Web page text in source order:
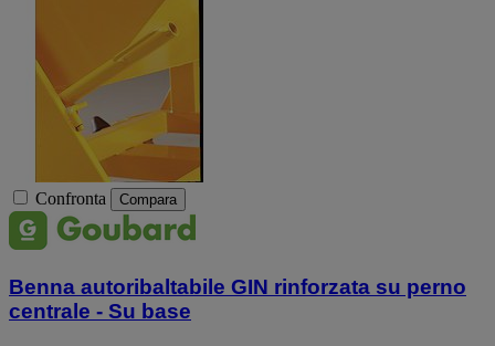
Confronta Compara
Benna autoribaltabile GIN rinforzata su perno
centrale - Su base